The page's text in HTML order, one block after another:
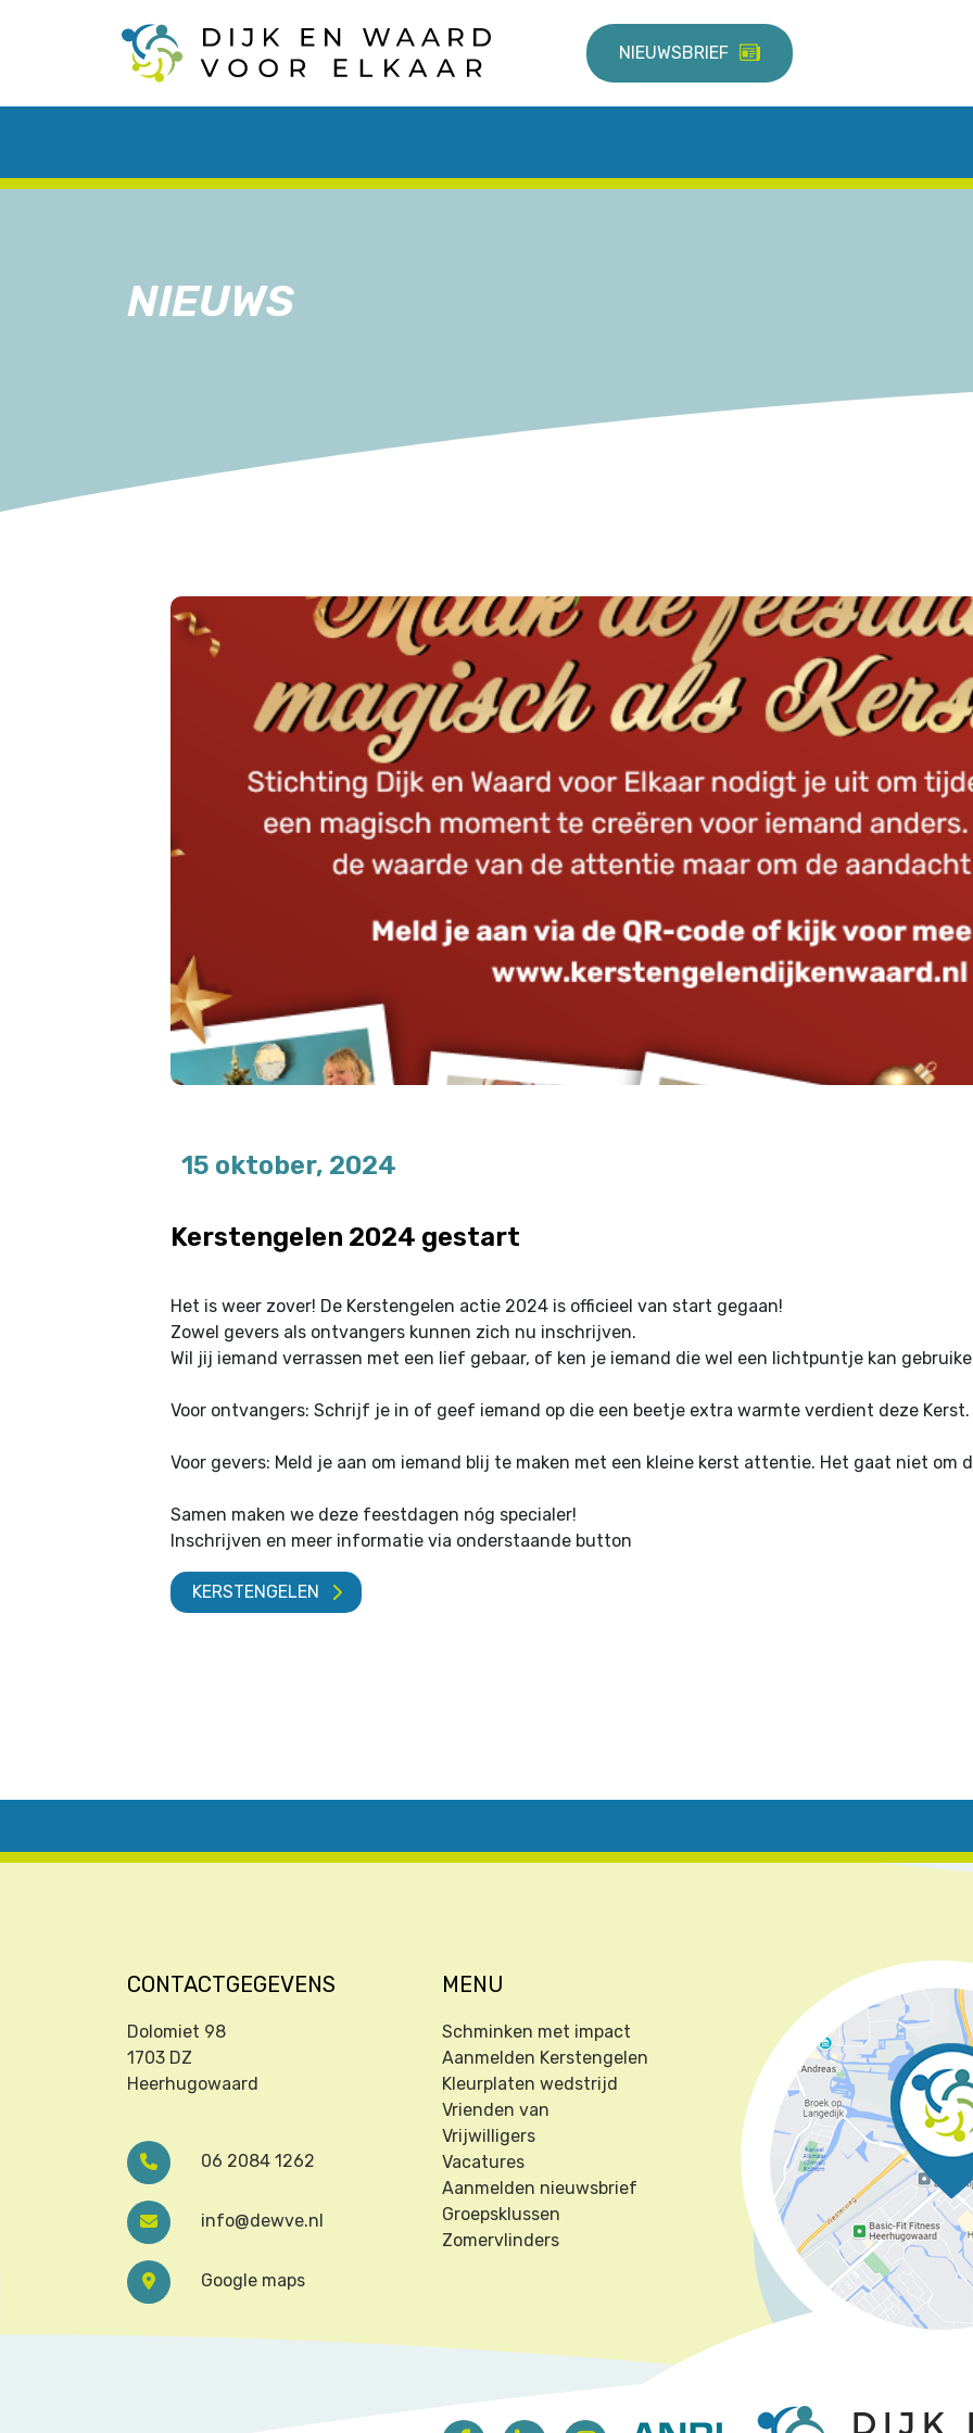
NIEUWSBRIEF
NIEUWS
15 oktober, 2024
Kerstengelen 2024 gestart
Het is weer zover! De Kerstengelen actie 2024 is officieel van start gegaan!
Zowel gevers als ontvangers kunnen zich nu inschrijven.
Wil jij iemand verrassen met een lief gebaar, of ken je iemand die wel een lichtpuntje kan
Voor ontvangers: Schrijf je in of geef iemand op die een beetje extra warmte verdient deze Kerst.
Voor gevers: Meld je aan om iemand blij te maken met een kleine kerst attentie. Het gaat niet om
Samen maken we deze feestdagen nóg specialer!
Inschrijven en meer informatie via onderstaande button
KERSTENGELEN
CONTACTGEGEVENS
Dolomiet 98
1703 DZ
Heerhugowaard
06 2084 1262
info@dewve.nl
Google maps
MENU
Schminken met impact
Aanmelden Kerstengelen
Kleurplaten wedstrijd
Vrienden van
Vrijwilligers
Vacatures
Aanmelden nieuwsbrief
Groepsklussen
Zomervlinders